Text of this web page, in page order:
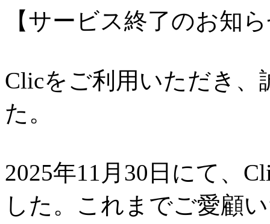
【サービス終了のお知
Clicをご利用いただき
た。
2025年11月30日にて、
した。これまでご愛顧